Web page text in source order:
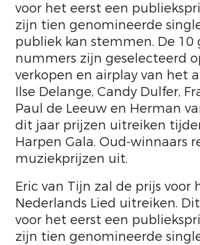
voor het eerst een
zijn tien genomineerde
publiek kan stemmen. De 10
nummers zijn geselecteerd
verkopen en airplay van het
Ilse Delange, Candy Dulfer,
Paul de Leeuw en Herman
dit jaar prijzen uitreiken
Harpen Gala. Oud-winnaars
muziekprijzen uit.
Eric van Tijn zal de prijs voor
Nederlands Lied uitreiken.
voor het eerst een
zijn tien genomineerde